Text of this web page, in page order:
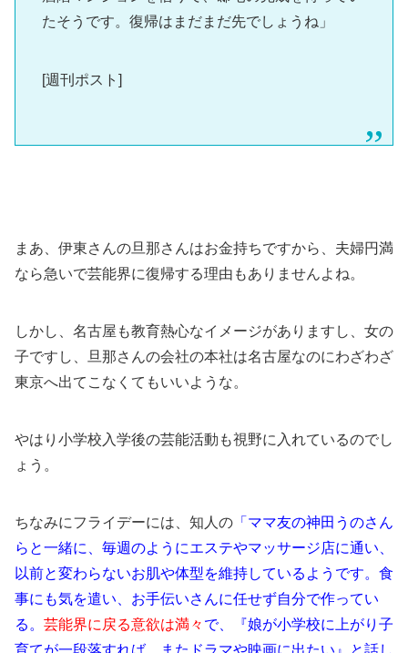
たそうです。復帰はまだまだ先でしょうね」
[週刊ポスト]
まあ、伊東さんの旦那さんはお金持ちですから、夫婦円満
なら急いで芸能界に復帰する理由もありませんよね。
しかし、名古屋も教育熱心なイメージがありますし、女の
子ですし、旦那さんの会社の本社は名古屋なのにわざわざ
東京へ出てこなくてもいいような。
やはり小学校入学後の芸能活動も視野に入れているのでし
ょう。
ちなみにフライデーには、知人の 「ママ友の神田うのさん
らと一緒に、毎週のようにエステやマッサージ店に通い、
以前と変わらないお肌や体型を維持しているようです。食
事にも気を遣い、お手伝いさんに任せず自分で作ってい
る。 芸能界に戻る意欲は満々 で、『娘が小学校に上がり子